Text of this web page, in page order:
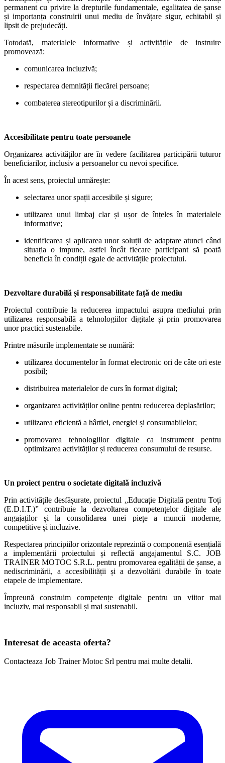
permanent cu privire la drepturile fundamentale, egalitatea de șanse
și importanța construirii unui mediu de învățare sigur, echitabil și
lipsit de prejudecăți.
Totodată, materialele informative și activitățile de instruire
promovează:
comunicarea incluzivă;
respectarea demnității fiecărei persoane;
combaterea stereotipurilor și a discriminării.
Accesibilitate pentru toate persoanele
Organizarea activităților are în vedere facilitarea participării tuturor
beneficiarilor, inclusiv a persoanelor cu nevoi specifice.
În acest sens, proiectul urmărește:
selectarea unor spații accesibile și sigure;
utilizarea unui limbaj clar și ușor de înțeles în materialele
informative;
identificarea și aplicarea unor soluții de adaptare atunci când
situația o impune, astfel încât fiecare participant să poată
beneficia în condiții egale de activitățile proiectului.
Dezvoltare durabilă și responsabilitate față de mediu
Proiectul contribuie la reducerea impactului asupra mediului prin
utilizarea responsabilă a tehnologiilor digitale și prin promovarea
unor practici sustenabile.
Printre măsurile implementate se numără:
utilizarea documentelor în format electronic ori de câte ori este
posibil;
distribuirea materialelor de curs în format digital;
organizarea activităților online pentru reducerea deplasărilor;
utilizarea eficientă a hârtiei, energiei și consumabilelor;
promovarea tehnologiilor digitale ca instrument pentru
optimizarea activităților și reducerea consumului de resurse.
Un proiect pentru o societate digitală incluzivă
Prin activitățile desfășurate, proiectul „Educație Digitală pentru Toți
(E.D.I.T.)” contribuie la dezvoltarea competențelor digitale ale
angajaților și la consolidarea unei piețe a muncii moderne,
competitive și incluzive.
Respectarea principiilor orizontale reprezintă o componentă esențială
a implementării proiectului și reflectă angajamentul S.C. JOB
TRAINER MOTOC S.R.L. pentru promovarea egalității de șanse, a
nediscriminării, a accesibilității și a dezvoltării durabile în toate
etapele de implementare.
Împreună construim competențe digitale pentru un viitor mai
incluziv, mai responsabil și mai sustenabil.
Interesat de aceasta oferta?
Contacteaza Job Trainer Motoc Srl pentru mai multe detalii.